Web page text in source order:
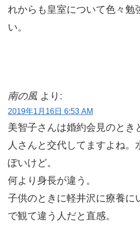
れからも皇室について色々勉
い。
南の風 より:
2019年1月16日 6:53 AM
美智子さんは婚約会見のとき
人さんと交代してますよね。
ぽいけど。
何より身長が違う。
子供のときに軽井沢に療養に
で観て違う人だと直感。